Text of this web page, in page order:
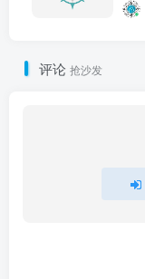
评论 抢沙发